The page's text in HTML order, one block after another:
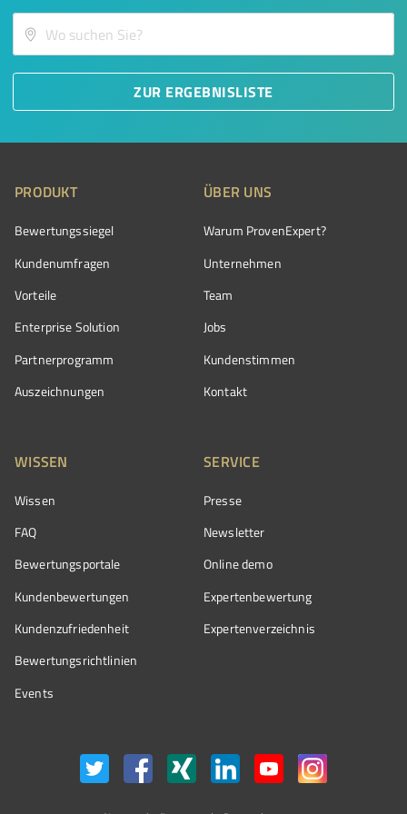
ZUR ERGEBNISLISTE
PRODUKT
Bewertungssiegel
Kundenumfragen
Vorteile
Enterprise Solution
Partnerprogramm
Auszeichnungen
ÜBER UNS
Warum ProvenExpert?
Unternehmen
Team
Jobs
Kundenstimmen
Kontakt
WISSEN
Wissen
FAQ
Bewertungsportale
Kundenbewertungen
Kundenzufriedenheit
Bewertungs­richtlinien
Events
SERVICE
Presse
Newsletter
Online demo
Expertenbewertung
Expertenverzeichnis